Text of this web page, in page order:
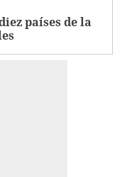
países de la